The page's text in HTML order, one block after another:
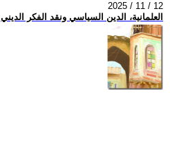
2025 / 11 / 12
العلمانية، الدين السياسي ونقد الفكر الديني